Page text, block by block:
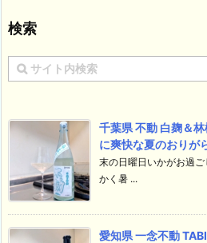
検索
千葉県 不動 白麹＆
に爽快な夏のおりが
末の日曜日いかがお過
かく暑 ...
愛知県 一念不動